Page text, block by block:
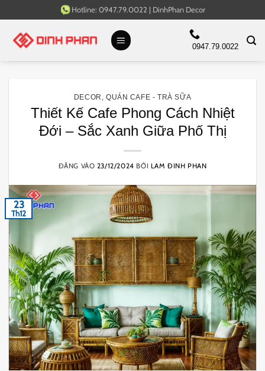
qua
Hotline: 0947.79.0022 | DinhPhan Decor
0947.79.0022
DECOR QUÁN CAFE - TRÀ SỮA
Thiết Kế Cafe Phong Cách Nhiệt
Đới – Sắc Xanh Giữa Phố Thị
ĐĂNG VÀO 23/12/2024 BỞI LAM ĐINH PHAN
23
Th12